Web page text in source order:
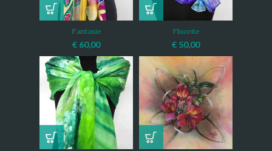
Fantasie
€ 60,00
Fluorite
€ 50,00